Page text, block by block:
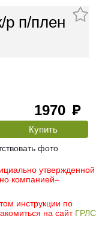
р п/плен
1970 руб
фото
утвержденной
компанией–
инструкции по
на сайт ГРЛС